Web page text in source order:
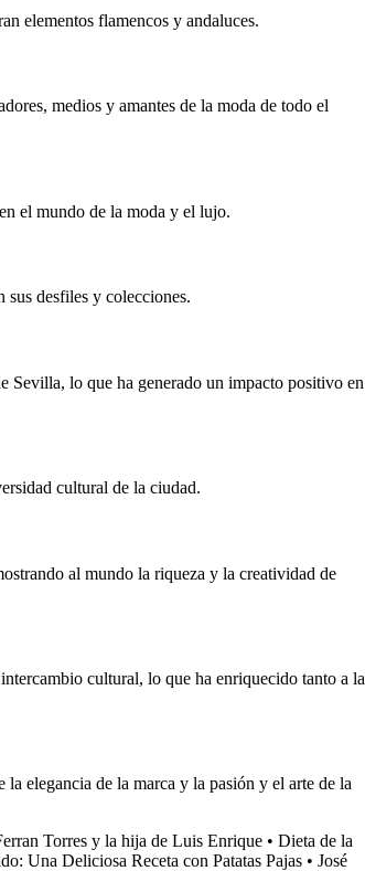
elementos flamencos y andaluces.
medios y amantes de la moda de todo el
el mundo de la moda y el lujo.
sus desfiles y colecciones.
Sevilla, lo que ha generado un impacto positivo en
cultural de la ciudad.
al mundo la riqueza y la creatividad de
cultural, lo que ha enriquecido tanto a la
elegancia de la marca y la pasión y el arte de la
Torres y la hija de Luis Enrique • Dieta de la
Una Deliciosa Receta con Patatas Pajas • José